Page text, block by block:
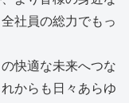
社員の総力でもっ
快適な未来へつな
からも日々あらゆ